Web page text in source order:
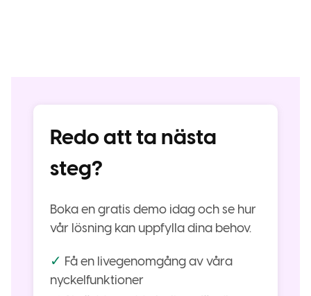
Redo att ta nästa
steg?
Boka en gratis demo idag och se hur
vår lösning kan uppfylla dina behov.
✓ Få en livegenomgång av våra
nyckelfunktioner